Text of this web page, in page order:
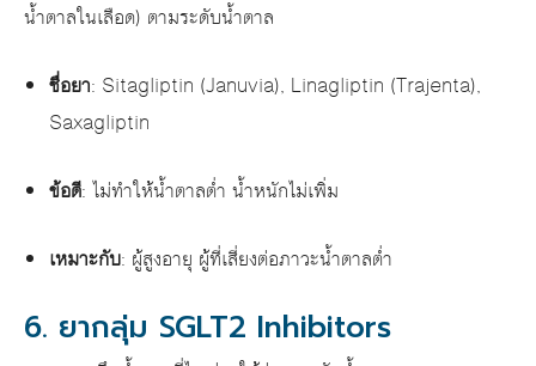
น้ำตาลในเลือด) ตามระดับน้ำตาล
ชื่อยา: Sitagliptin (Januvia), Linagliptin (Trajenta),
Saxagliptin
ข้อดี: ไม่ทำให้น้ำตาลต่ำ น้ำหนักไม่เพิ่ม
เหมาะกับ: ผู้สูงอายุ ผู้ที่เสี่ยงต่อภาวะน้ำตาลต่ำ
6. ยากลุ่ม SGLT2 Inhibitors